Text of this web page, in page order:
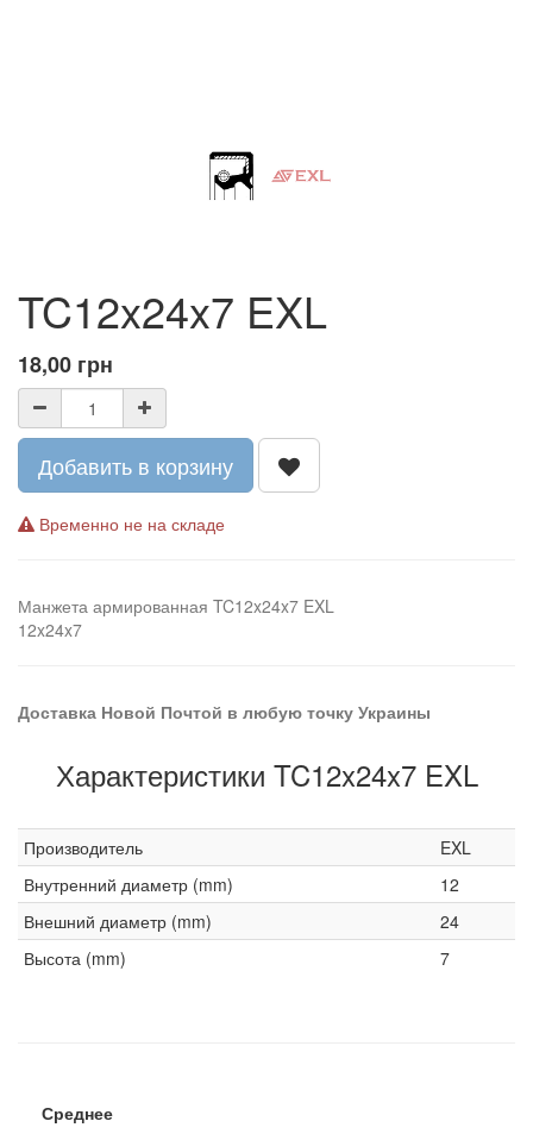
TC12x24x7 EXL
18,00 грн
Добавить в корзину
Временно не на складе
Манжета армированная TC12x24x7 EXL
12x24x7
Доставка Новой Почтой в любую точку Украины
Характеристики TC12x24x7 EXL
Производитель
EXL
Внутренний диаметр (mm)
12
Внешний диаметр (mm)
24
Высота (mm)
7
Среднее